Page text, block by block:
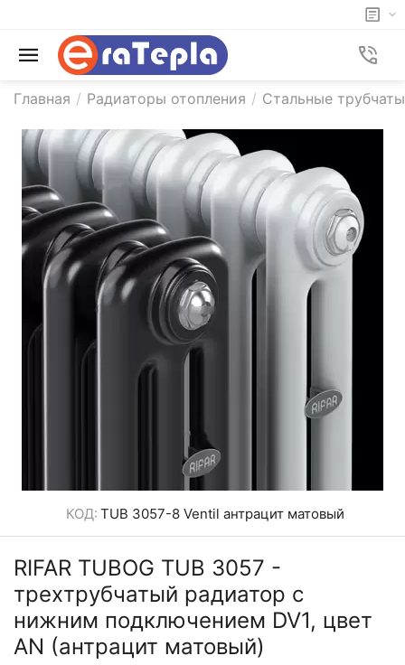
Главная / Радиаторы отопления / Стальные
КОД: TUB 3057-8 Ventil антрацит матовый
RIFAR TUBOG TUB 3057 -
трехтрубчатый радиатор с
нижним подключением DV1, цвет
AN (антрацит матовый)